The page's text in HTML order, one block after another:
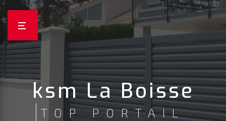
ksm La Boisse
TOP PORTAIL
Panneau de gestion des cookies